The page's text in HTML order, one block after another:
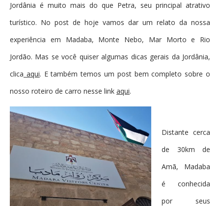
Jordânia é muito mais do que Petra, seu principal atrativo
turístico. No post de hoje vamos dar um relato da nossa
experiência em Madaba, Monte Nebo, Mar Morto e Rio
Jordão. Mas se você quiser algumas dicas gerais da Jordânia,
clica aqui. E também temos um post bem completo sobre o
nosso roteiro de carro nesse link aqui.
Distante cerca
de 30km de
Amã, Madaba
é conhecida
por seus